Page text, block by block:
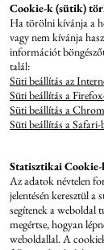
Cookie-k (sütik)
Ha törölni kívánja a
vagy nem kívánja
információt
talál:
Süti beállítás az
Süti beállítás a
Süti beállítás a
Süti beállítás a Safari-
Statisztikai
Az adatok névtelen
jelentésén keresztül
segítenek a weboldal
megértse, hogyan
weboldallal. A